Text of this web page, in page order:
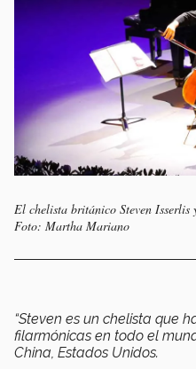
El chelista británico Steven Isserlis
Foto: Martha Mariano
“Steven es un chelista que
filarmónicas en todo el
China, Estados Unidos.